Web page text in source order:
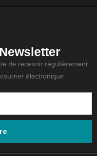
de recevoir régulièrement
électronique.